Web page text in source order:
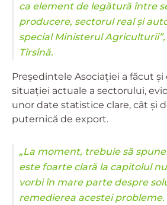
ca element de legătură între
producere, sectorul real și
special Ministerul
Tîrsînă.
Președintele Asociației a făcut și
situației actuale a sectorului,
unor date statistice clare, cât și
puternică de export.
„La moment, trebuie să
este foarte clară la capitolul
vorbi în mare parte despre
remedierea acestei